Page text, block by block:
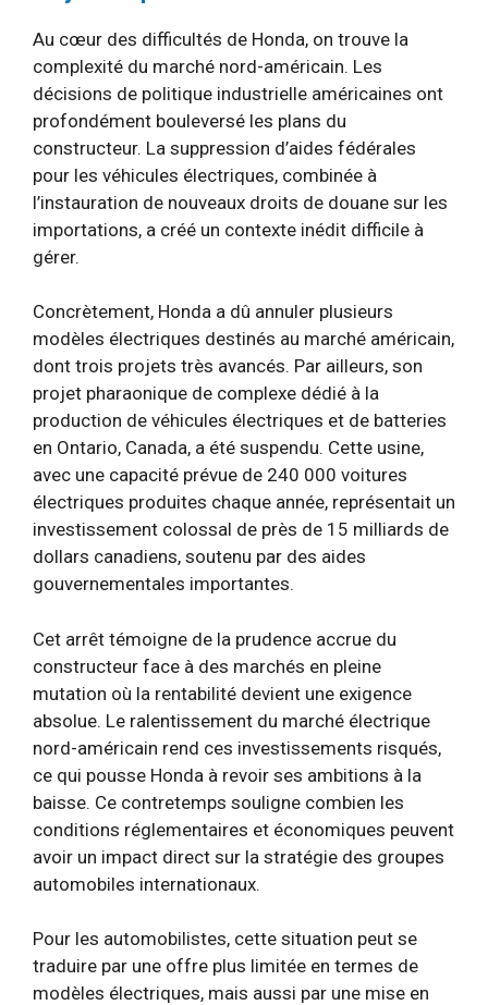
Au cœur des difficultés de Honda, on trouve la
complexité du marché nord-américain. Les
décisions de politique industrielle américaines ont
profondément bouleversé les plans du
constructeur. La suppression d’aides fédérales
pour les véhicules électriques, combinée à
l’instauration de nouveaux droits de douane sur les
importations, a créé un contexte inédit difficile à
gérer.
Concrètement, Honda a dû annuler plusieurs
modèles électriques destinés au marché américain,
dont trois projets très avancés. Par ailleurs, son
projet pharaonique de complexe dédié à la
production de véhicules électriques et de batteries
en Ontario, Canada, a été suspendu. Cette usine,
avec une capacité prévue de 240 000 voitures
électriques produites chaque année, représentait un
investissement colossal de près de 15 milliards de
dollars canadiens, soutenu par des aides
gouvernementales importantes.
Cet arrêt témoigne de la prudence accrue du
constructeur face à des marchés en pleine
mutation où la rentabilité devient une exigence
absolue. Le ralentissement du marché électrique
nord-américain rend ces investissements risqués,
ce qui pousse Honda à revoir ses ambitions à la
baisse. Ce contretemps souligne combien les
conditions réglementaires et économiques peuvent
avoir un impact direct sur la stratégie des groupes
automobiles internationaux.
Pour les automobilistes, cette situation peut se
traduire par une offre plus limitée en termes de
modèles électriques, mais aussi par une mise en